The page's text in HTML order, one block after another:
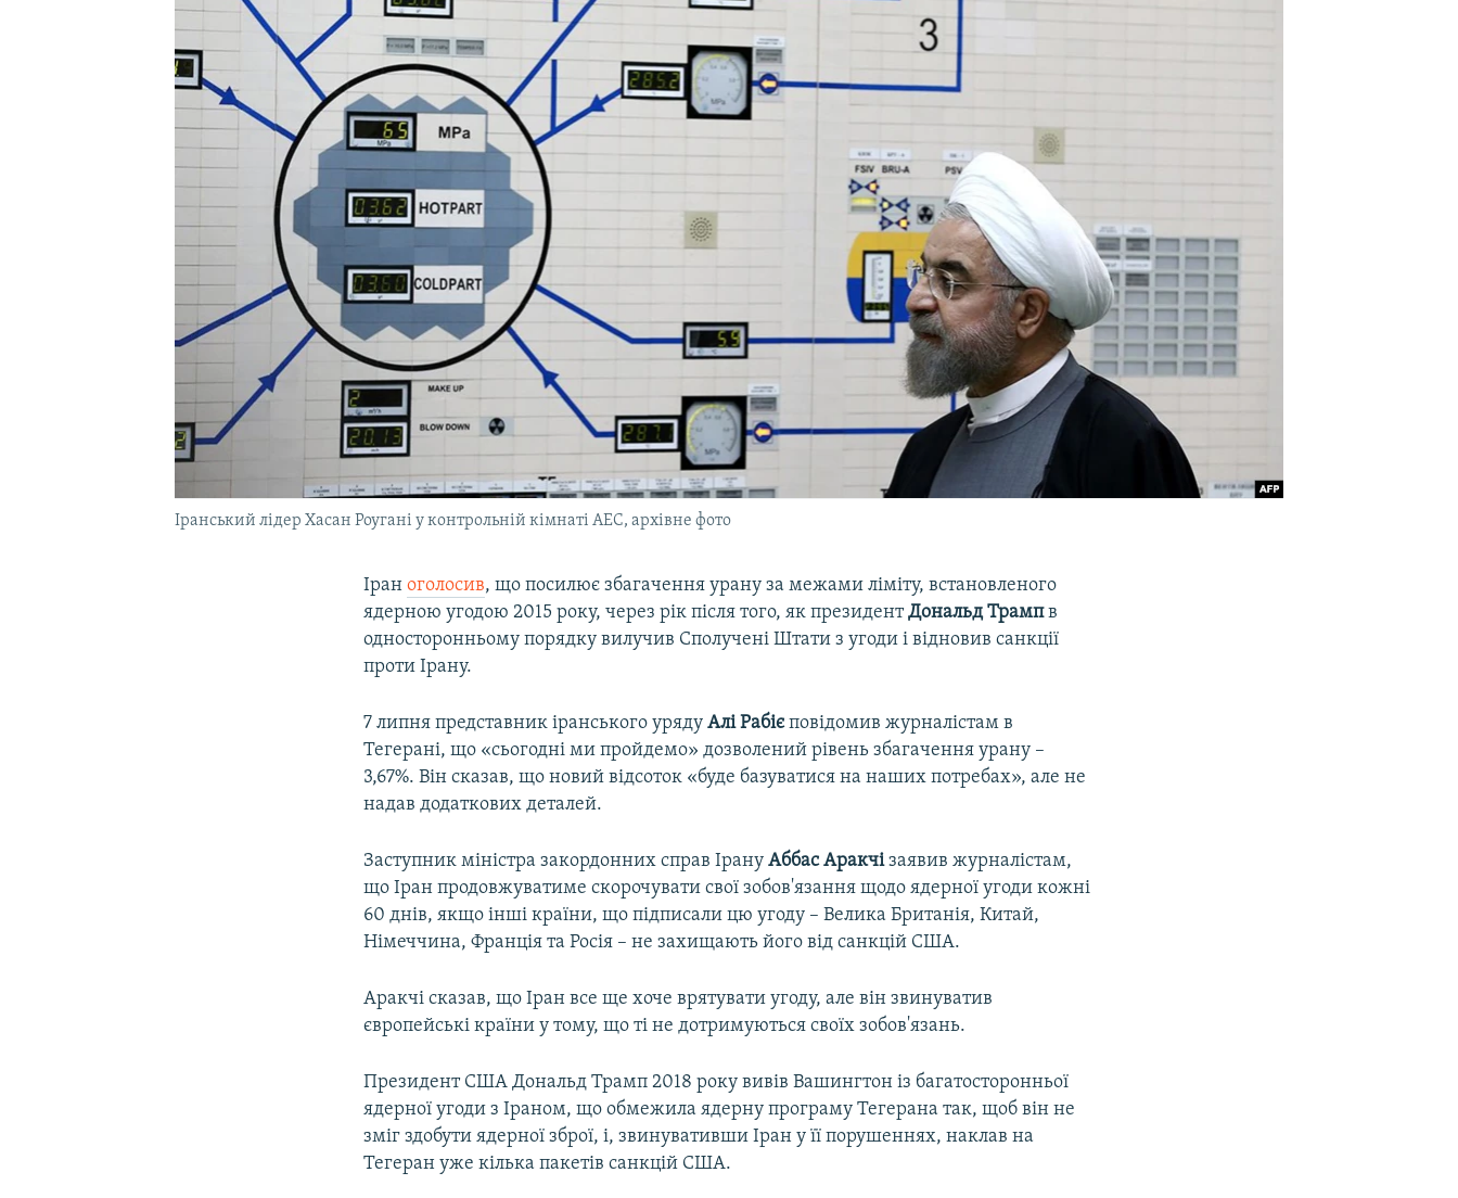
УКРАЇНСЬКА ПРОБЛЕМА КРИМУ
Іранський лідер Хасан Роугані у контрольній кімнаті АЕС, архівне фото
Іраноголосив, що посилює збагачення урану за межами ліміту, встановленого
ядерною угодою 2015 року, через рік після того, як президентДональд Трампв
односторонньому порядку вилучив Сполучені Штати з угоди і відновив санкції
проти Ірану.
7 липня представник іранського урядуАлі Рабієповідомив журналістам в
Тегерані, що «сьогодні ми пройдемо» дозволений рівень збагачення урану –
3,67%. Він сказав, що новий відсоток «буде базуватися на наших потребах», але не
надав додаткових деталей.
Заступник міністра закордонних справ ІрануАббас Аракчізаявив журналістам,
що Іран продовжуватиме скорочувати свої зобов'язання щодо ядерної угоди кожні
60 днів, якщо інші країни, що підписали цю угоду – Велика Британія, Китай,
Німеччина, Франція та Росія – не захищають його від санкцій США.
Аракчі сказав, що Іран все ще хоче врятувати угоду, але він звинуватив
європейські країни у тому, що ті не дотримуються своїх зобов'язань.
Президент США Дональд Трамп 2018 року вивів Вашингтон із багатосторонньої
ядерної угоди з Іраном, що обмежила ядерну програму Тегерана так, щоб він не
зміг здобути ядерної зброї, і, звинувативши Іран у її порушеннях, наклав на
Тегеран уже кілька пакетів санкцій США.